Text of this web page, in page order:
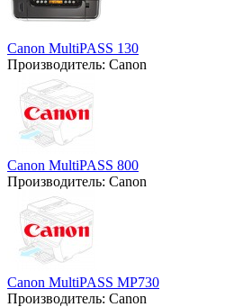
Canon MultiPASS 130
Производитель: Canon
Canon MultiPASS 800
Производитель: Canon
Canon MultiPASS MP730
Производитель: Canon